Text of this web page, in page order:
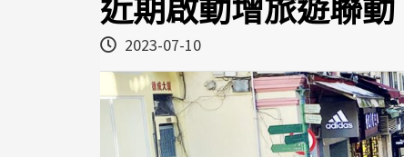
近期啟動增旅遊聯動
2023-07-10